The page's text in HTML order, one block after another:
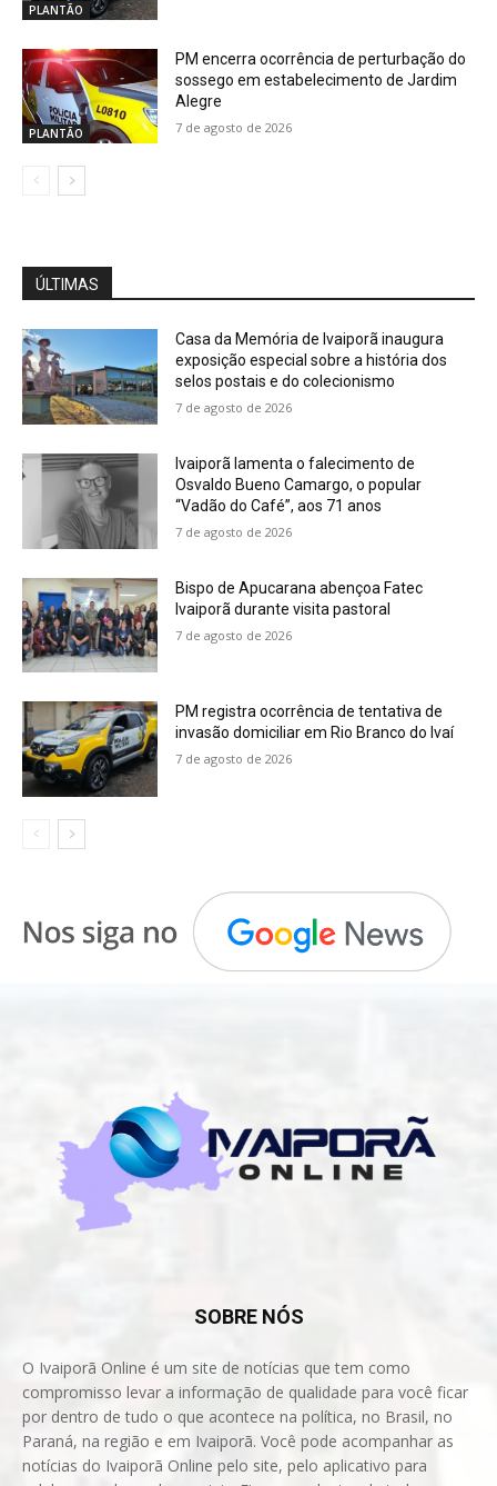
PLANTÃO
PLANTÃO
PM encerra ocorrência de perturbação do
sossego em estabelecimento de Jardim
Alegre
7 de agosto de 2026
ÚLTIMAS
Casa da Memória de Ivaiporã inaugura
exposição especial sobre a história dos
selos postais e do colecionismo
7 de agosto de 2026
Ivaiporã lamenta o falecimento de
Osvaldo Bueno Camargo, o popular
“Vadão do Café”, aos 71 anos
7 de agosto de 2026
Bispo de Apucarana abençoa Fatec
Ivaiporã durante visita pastoral
7 de agosto de 2026
PM registra ocorrência de tentativa de
invasão domiciliar em Rio Branco do Ivaí
7 de agosto de 2026
SOBRE NÓS
O Ivaiporã Online é um site de notícias que tem como
compromisso levar a informação de qualidade para você ficar
por dentro de tudo o que acontece na política, no Brasil, no
Paraná, na região e em Ivaiporã. Você pode acompanhar as
notícias do Ivaiporã Online pelo site, pelo aplicativo para